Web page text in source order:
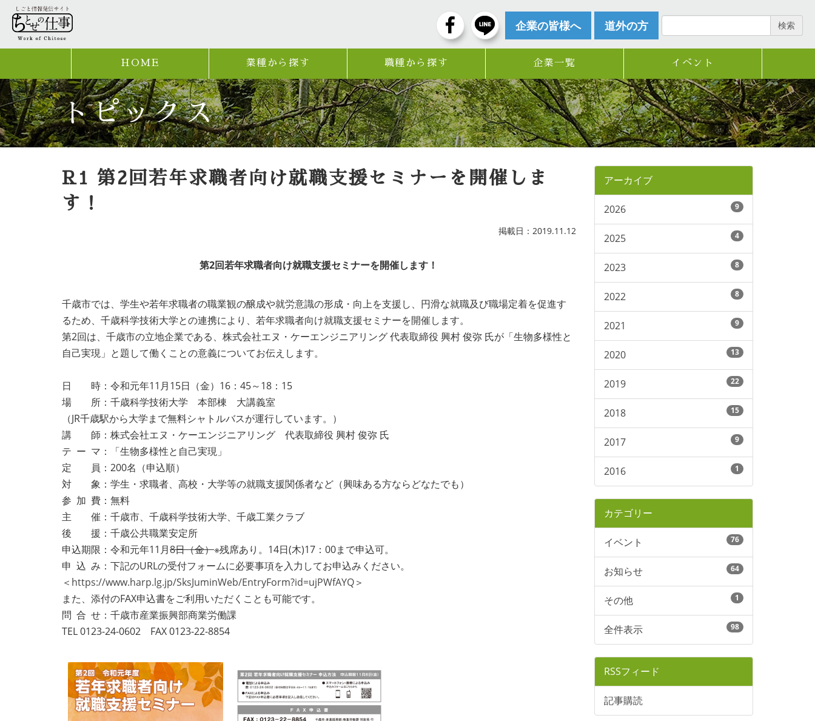
企業の皆様へ 道外の方 検索
HOME 業種から探す 職種から探す 企業一覧 イベント
トピックス
R1 第2回若年求職者向け就職支援セミナーを開催しま
す！
掲載日：2019.11.12
第2回若年求職者向け就職支援セミナーを開催します！
千歳市では、学生や若年求職者の職業観の醸成や就労意識の形成・向上を支援し、円滑な就職及び職場定着を促進す
るため、千歳科学技術大学との連携により、若年求職者向け就職支援セミナーを開催します。
第2回は、千歳市の立地企業である、株式会社エヌ・ケーエンジニアリング 代表取締役 興村 俊弥 氏が「生物多様性と
自己実現」と題して働くことの意義についてお伝えします。
日 時：令和元年11月15日（金）16：45～18：15
場 所：千歳科学技術大学 本部棟 大講義室
（JR千歳駅から大学まで無料シャトルバスが運行しています。）
講 師：株式会社エヌ・ケーエンジニアリング 代表取締役 興村 俊弥 氏
テ ー マ：「生物多様性と自己実現」
定 員：200名（申込順）
対 象：学生・求職者、高校・大学等の就職支援関係者など（興味ある方ならどなたでも）
参 加 費：無料
主 催：千歳市、千歳科学技術大学、千歳工業クラブ
後 援：千歳公共職業安定所
申込期限：令和元年11月8日（金）※残席あり。14日(木)17：00まで申込可。
申 込 み：下記のURLの受付フォームに必要事項を入力してお申込みください。
＜ https://www.harp.lg.jp/SksJuminWeb/EntryForm?id=ujPWfAYQ＞
また、添付のFAX申込書をご利用いただくことも可能です。
問 合 せ：千歳市産業振興部商業労働課
TEL 0123-24-0602 FAX 0123-22-8854
アーカイブ
2026 9
2025 4
2023 8
2022 8
2021 9
2020 13
2019 22
2018 15
2017 9
2016 1
カテゴリー
イベント 76
お知らせ 64
その他 1
全件表示 98
RSSフィード
記事購読